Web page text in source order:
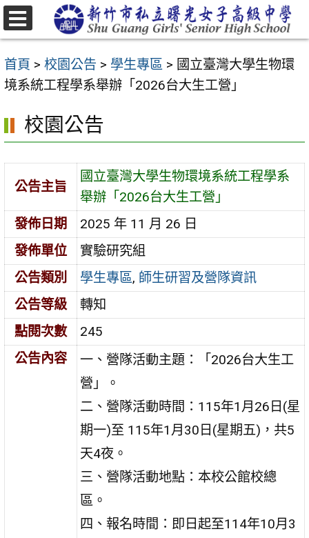
跳
至
要
內
區
首頁 > 校園公告 > 學生專區 > 國立臺灣大學生物環
境系統工程學系舉辦「2026台大生工營」
校園公告
公告主旨
國立臺灣大學生物環境系統工程學系
舉辦「2026台大生工營」
發佈日期
2025 年 11 月 26 日
發佈單位
實驗研究組
公告類別
學生專區, 師生研習及營隊資訊
公告等級
轉知
點閱次數
245
公告內容
一、營隊活動主題：「2026台大生工
營」。
二、營隊活動時間：115年1月26日(星
期一)至 115年1月30日(星期五)，共5
天4夜。
三、營隊活動地點：本校公館校總
區。
四、報名時間：即日起至114年10月3
選
單